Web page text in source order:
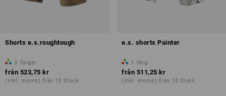
Shorts e.s.roughtough
3 färger
från 523,75 kr
(inkl. moms) från 10 Styck
e.s. shorts Painter
1 färg
från 511,25 kr
(inkl. moms) från 10 Styck